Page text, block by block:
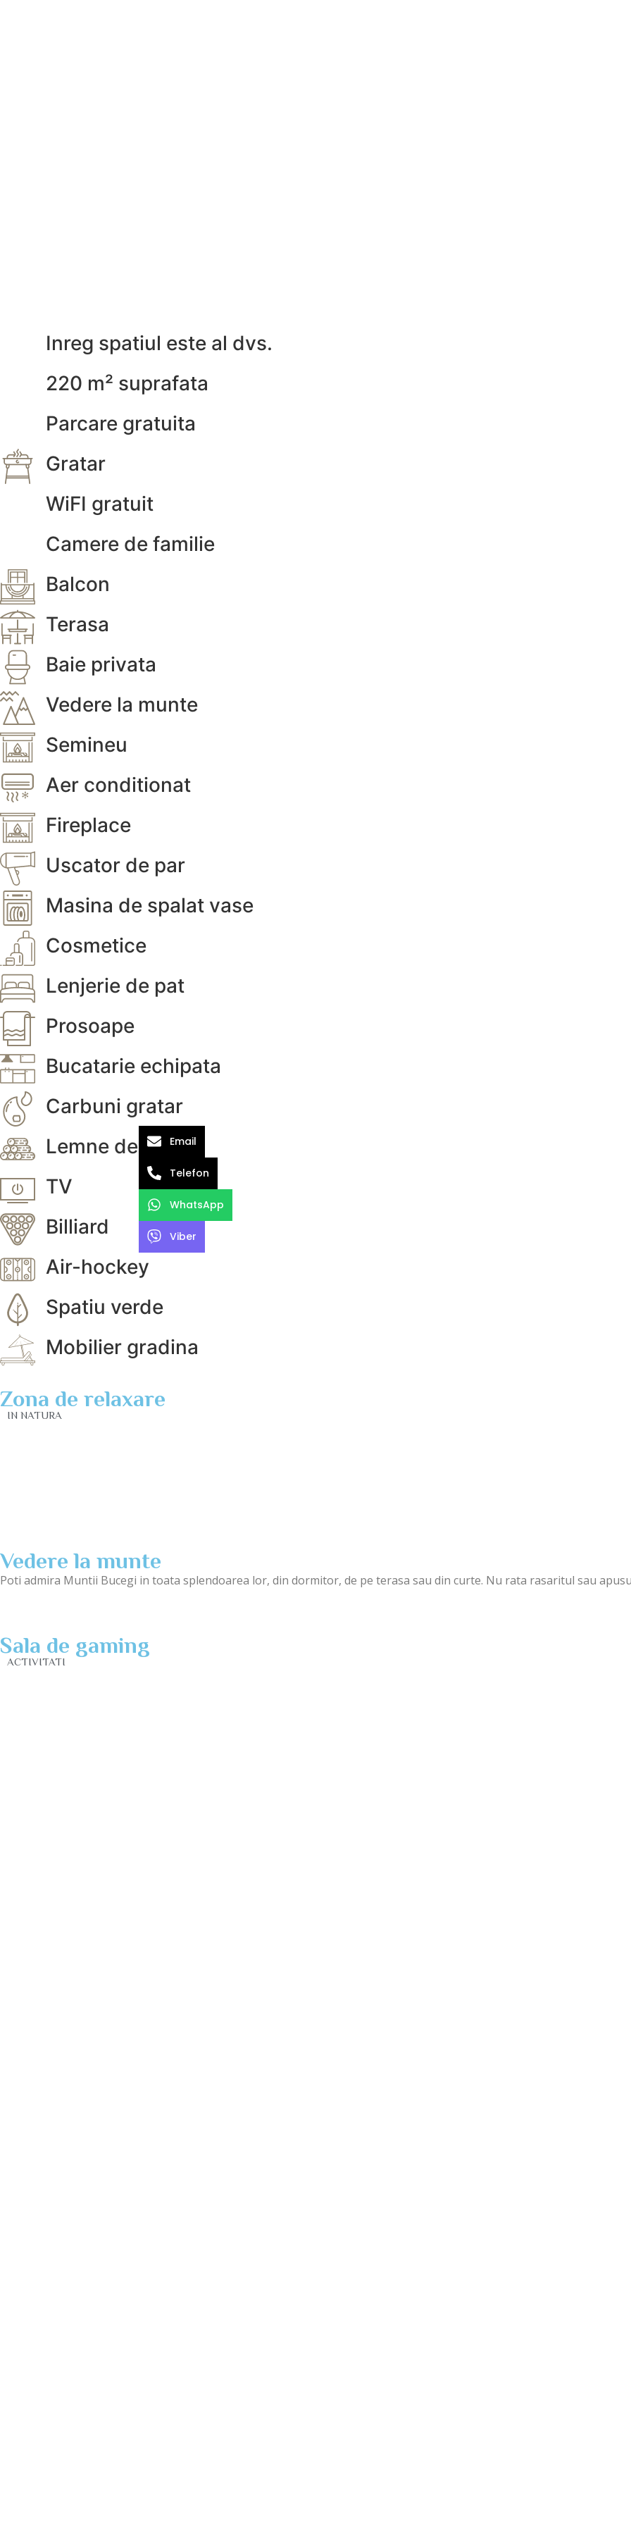
Inreg spatiul este al dvs.
220 m² suprafata
Parcare gratuita
Gratar
WiFI gratuit
Camere de familie
Balcon
Terasa
Baie privata
Vedere la munte
Semineu
Aer conditionat
Fireplace
Uscator de par
Masina de spalat vase
Cosmetice
Lenjerie de pat
Prosoape
Bucatarie echipata
Carbuni gratar
Lemne de foc
TV
Billiard
Air-hockey
Spatiu verde
Mobilier gradina
Zona de relaxare
IN NATURA
Vedere la munte
Poti admira Muntii Bucegi in toata splendoarea lor, din dormitor, de pe terasa sau din curte. Nu rata rasaritul sau
Sala de gaming
ACTIVITATI
Email
Telefon
WhatsApp
Viber